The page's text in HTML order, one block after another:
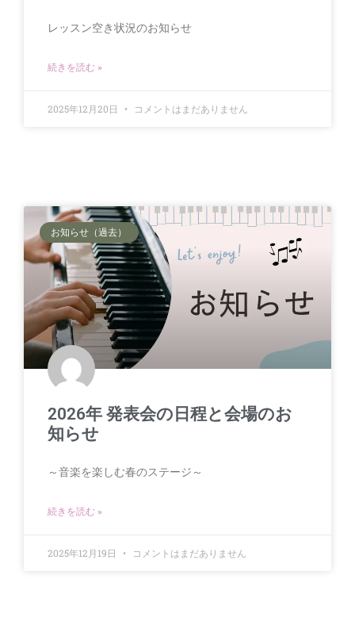
レッスン空き状況のお知らせ
続きを読む »
2025年12月20日 コメントはまだありません
お知らせ（過去）
2026年 発表会の日程と会場のお
知らせ
～音楽を楽しむ春のステージ～
続きを読む »
2025年12月19日 コメントはまだありません